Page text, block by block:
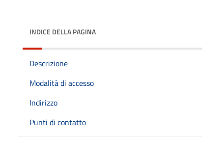
INDICE DELLA PAGINA
Descrizione
Modalità di accesso
Indirizzo
Punti di contatto